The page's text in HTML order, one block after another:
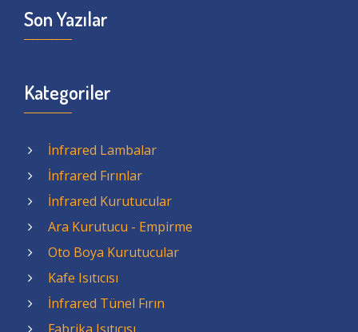
Son Yazılar
Kategoriler
İnfrared Lambalar
İnfrared Fırınlar
İnfrared Kurutucular
Ara Kurutucu - Empirme
Oto Boya Kurutucular
Kafe Isıtıcısı
İnfrared Tünel Fırın